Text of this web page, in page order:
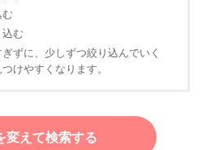
む
込む
ずに、少しずつ絞り込んでいく
けやすくなります。
変えて検索する